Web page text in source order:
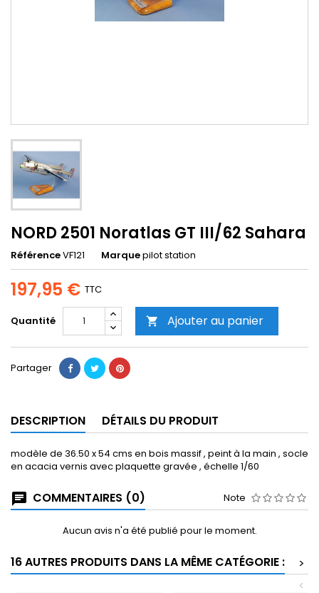
NORD 2501 Noratlas GT III/62 Sahara
RéférenceVF121 Marquepilot station
197,95 € TTC
Quantité  Ajouter au panier
Partager
DESCRIPTION DÉTAILS DU PRODUIT
modèle de 36.50 x 54 cms en bois massif , peint à la main , socle
en acacia vernis avec plaquette gravée , échelle 1/60
COMMENTAIRES (0) Note
Aucun avis n'a été publié pour le moment.
16 AUTRES PRODUITS DANS LA MÊME CATÉGORIE :
>
<